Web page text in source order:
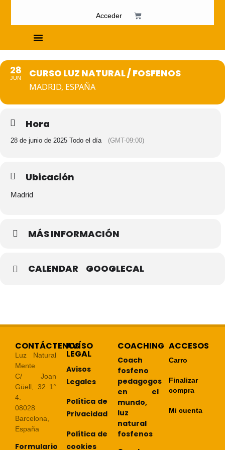
Acceder
28
JUN CURSO LUZ NATURAL / FOSFENOS
MADRID, ESPAÑA
Hora
28 de junio de 2025 Todo el día (GMT-09:00)
Ubicación
Madrid
MÁS INFORMACIÓN
CALENDAR GOOGLECAL
CONTÁCTENOS
Luz Natural
Mente
C/ Joan
Güell, 32 1°
4.
08028
Barcelona,
España
Formulario
AVÍSO
LEGAL
Avisos
Legales
Política de
Privacidad
Política de
cookies
COACHING
Coach
fosfeno
pedagogos
en el
mundo,
luz
natural
fosfenos
ACCESOS
Carro
Finalizar
compra
Mi cuenta